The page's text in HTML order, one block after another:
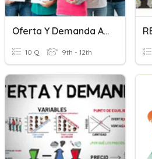
Oferta Y Demanda Agregada
10 Q 9th - 12th